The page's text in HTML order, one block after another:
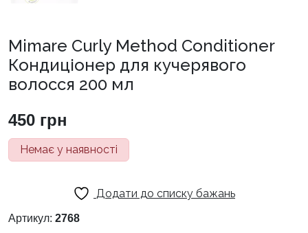
Mimare Curly Method Conditioner
Кондиціонер для кучерявого
волосся 200 мл
450 грн
Немає у наявності
Додати до списку бажань
Артикул: 2768